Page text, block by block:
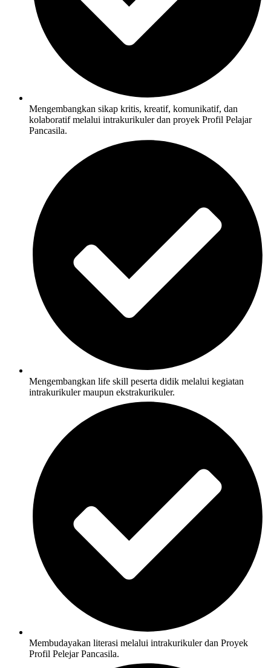
Mengembangkan sikap kritis, kreatif, komunikatif, dan
kolaboratif melalui intrakurikuler dan proyek Profil Pelajar
Pancasila.
Mengembangkan life skill peserta didik melalui kegiatan
intrakurikuler maupun ekstrakurikuler.
Membudayakan literasi melalui intrakurikuler dan Proyek
Profil Pelejar Pancasila.